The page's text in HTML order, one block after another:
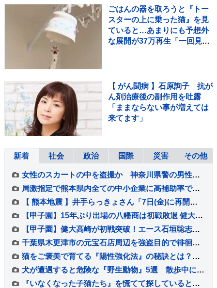
ごはんの器を取ろうと『トー
スターの上に乗った猫』を見
ていると…あまりにも予想外
な展開が37万再生「一回見て
【 がん闘病 】石原詢子 抗が
ん剤治療後の副作用を吐露
「ままならない事が増えては
来てます」
新着 社会 政治 国際 災害 その他
女性のスカートの中を盗撮か 神奈川県警の男性巡査部長（30代）を書類送検 「約2、3年前から盗撮」容疑認める 男性は依願退職
局激指定で熊本県内全ての中小企業に高補助率で復旧支援へ 政府の非常災害対策本部会議で高市総理が明らかに
【 熊本地震 】井手らっきょさん「7日(金)に再開出来ます」バーの再開を宣言「熊本は1歩ずつ前へ進みます」
【甲子園】15年ぶり出場の八幡商は初戦敗退 健大高崎に敗れる 5回に打者一巡の猛攻浴び6失点 背番号11久保田が4回1失点好投 9回意地の1点
【甲子園】健大高崎が初戦突破！エース石垣聡志が八幡商打線を9回11K1失点完投 打線は13安打の7得点の猛攻で快勝
千葉県木更津市の元宝石店周辺を強盗目的で徘徊 男5人を逮捕 「ルパン3世」名乗り実行役に強盗するよう指示する男も 埼玉県警
猫をご褒美で育てる『陽性強化法』の秘訣とは？ 褒め方のコツや適切な取り入れ方を解説
犬が遭遇すると危険な『野生動物』5選 散歩中に出くわしてしまったらどうすべき？
『いなくなった子猫たち』を慌てて探していると…『まさかの場所』に集まっている光景が41万表示「凄いところにｗ」「３匹と思ったらｗ」